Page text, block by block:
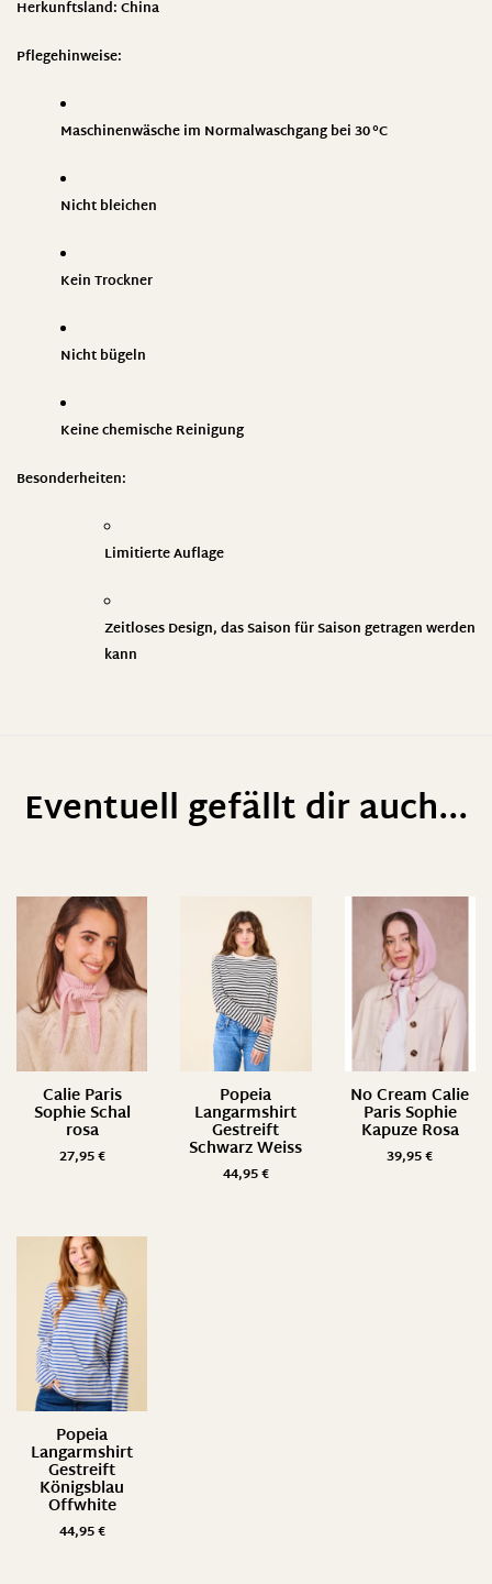
Herkunftsland: China
Pflegehinweise:
Maschinenwäsche im Normalwaschgang bei 30 °C
Nicht bleichen
Kein Trockner
Nicht bügeln
Keine chemische Reinigung
Besonderheiten:
Limitierte Auflage
Zeitloses Design, das Saison für Saison getragen werden
kann
Eventuell gefällt dir auch...
Calie Paris
Sophie Schal
rosa
27,95€
Popeia
Langarmshirt
Gestreift
Schwarz Weiss
44,95€
No Cream Calie
Paris Sophie
Kapuze Rosa
39,95€
Popeia
Langarmshirt
Gestreift
Königsblau
Offwhite
44,95€